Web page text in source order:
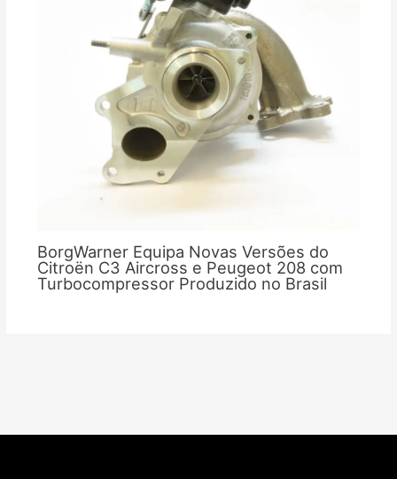
BorgWarner Equipa Novas Versões do
Citroën C3 Aircross e Peugeot 208 com
Turbocompressor Produzido no Brasil